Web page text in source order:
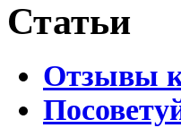
Статьи
Отзывы